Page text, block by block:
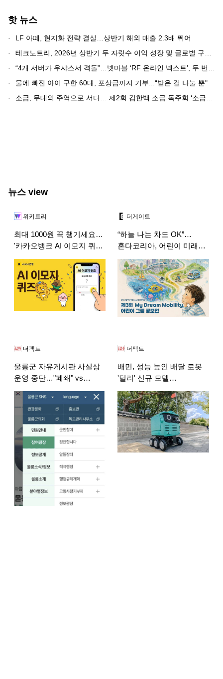
핫 뉴스
·
LF 아떼, 현지화 전략 결실…상반기 해외 매출 2.3배 뛰어
·
테크노트리, 2026년 상반기 두 자릿수 이익 성장 및 글로벌 구축 가속화
·
“4개 서버가 우샤스서 격돌”…넷마블 ‘RF 온라인 넥스트’, 두 번째 외행성 개방
·
물에 빠진 아이 구한 60대, 포상금까지 기부...“받은 걸 나눌 뿐"
·
소금, 무대의 주역으로 서다… 제2회 김한백 소금 독주회 ‘소금창고 프로젝트 Ⅱ’ 개최
뉴스 view
위키트리
최대 1000원 꼭 챙기세요…
'카카오뱅크 AI 이모지 퀴즈'
8월 6일 정답 공개
더게이트
“하늘 나는 차도 OK”…
혼다코리아, 어린이 미래
모빌리티 그림 공모전
더팩트
울릉군 자유게시판 사실상
운영 중단…"폐쇄" vs
"소통창구 지켜야"
더팩트
배민, 성능 높인 배달 로봇
'딜리' 신규 모델
투입…"서비스 고도화"